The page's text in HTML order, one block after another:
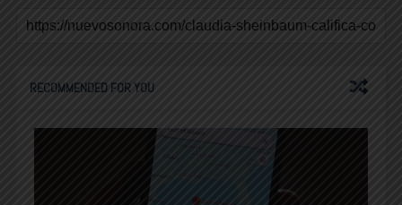
RECOMMENDED FOR YOU